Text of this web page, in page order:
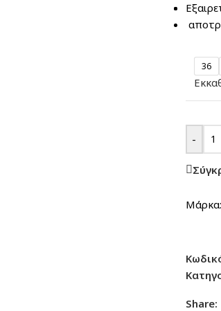
36
-
Μάρκα:
Share: